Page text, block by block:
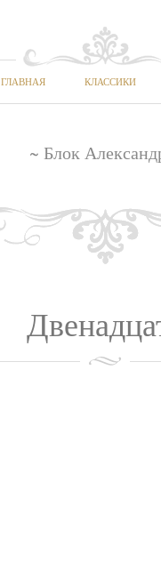
ГЛАВНАЯ КЛАССИКИ
~ Блок